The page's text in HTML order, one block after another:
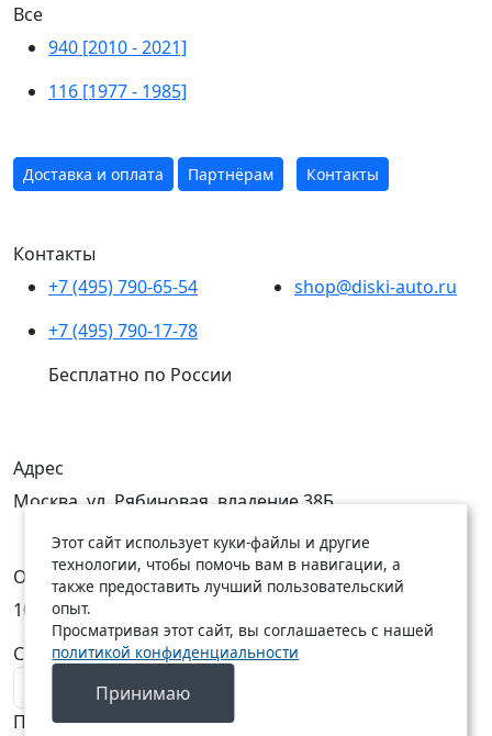
Все
940 [2010 - 2021]
116 [1977 - 1985]
Доставка и оплата Партнёрам Контакты
Контакты
+7 (495) 790-65-54
+7 (495) 790-17-78
Бесплатно по России
shop@diski-auto.ru
Адрес
Москва, ул. Рябиновая, владение 38Б
Открыты
10:00 — 19:00
C Пн по Пт
C Сб по Вс
Подписаться на новости
Этот сайт использует куки-файлы и другие
технологии, чтобы помочь вам в навигации, а
также предоставить лучший пользовательский
опыт.
Просматривая этот сайт, вы соглашаетесь с нашей
политикой конфиденциальности
Принимаю